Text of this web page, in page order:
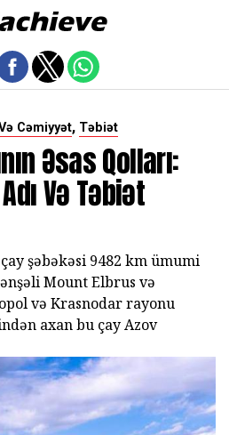
Cəmiyyət, Təbiət
Əsas Qolları:
Və Təbiət
şəbəkəsi 9482 km ümumi
Mount Elbrus və
və Krasnodar rayonu
axan bu çay Azov